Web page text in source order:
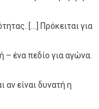
[…] Πρόκειται για
– ένα πεδίο για αγώνα.
αν είναι δυνατή η